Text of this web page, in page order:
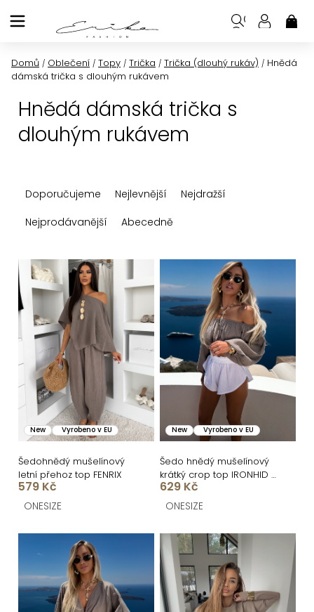
na
Domů / Oblečení / Topy / Trička / Trička (dlouhý rukáv) / Hnědá
dámská trička s dlouhým rukávem
Hnědá dámská trička s
dlouhým rukávem
a
n
í
p
r
ů
Doporučujeme Nejlevnější
Nejdražší
Nejprodávanější
Abecedně
V
ý
p
i
p
o
d
u
k
ů
New Vyrobeno v EU
Šedohnědý mušelínový
letní přehoz top FENRIX
579 Kč
ONESIZE
New Vyrobeno v EU
Šedo hnědý mušelínový
krátký crop top IRONHID s
dlouhým rukávem
629 Kč
ONESIZE